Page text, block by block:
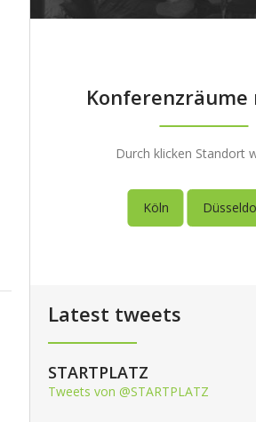
Konferenzräume
Durch klicken Standort
Köln
Latest tweets
STARTPLATZ
Tweets von @STARTPLATZ